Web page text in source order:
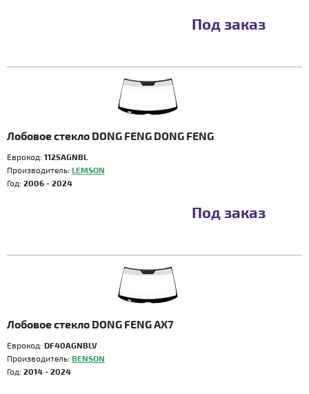
Под заказ
Лобовое стекло DONG FENG DONG FENG
Еврокод: 1125AGNBL
Производитель: LEMSON
Год: 2006 - 2024
Под заказ
Лобовое стекло DONG FENG AX7
Еврокод: DF40AGNBLV
Производитель: BENSON
Год: 2014 - 2024